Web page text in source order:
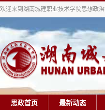
欢迎来到湖南城建职业技术学院思想政治
思政首页 最新动态